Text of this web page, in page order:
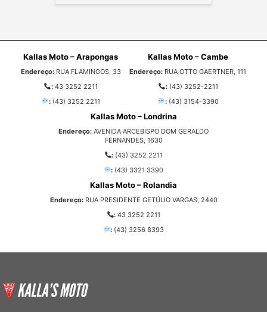
Kallas Moto – Arapongas
Endereço:RUA FLAMINGOS, 33
:43 3252 2211
:(43) 3252 2211
Kallas Moto – Cambe
Endereço: RUA OTTO GAERTNER, 111
:(43) 3252-2211
:(43) 3154-3390
Kallas Moto – Londrina
Endereço: AVENIDA ARCEBISPO DOM GERALDO
FERNANDES, 1630
: (43) 3252 2211
: (43) 3321 3390
Kallas Moto – Rolandia
Endereço:RUA PRESIDENTE GETÚLIO VARGAS, 2440
: 43 3252 2211
: (43) 3256 8393